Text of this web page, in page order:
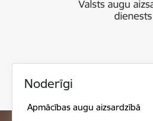
Noderīgi
Apmācības augu aizsardzībā